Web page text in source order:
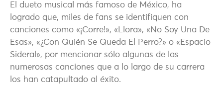
El dueto musical más famoso de México, ha
logrado que, miles de fans se identifiquen con
canciones como «¡Corre!», «Llora», «No Soy Una De
Esas», «¿Con Quién Se Queda El Perro?» o «Espacio
Sideral», por mencionar sólo algunas de las
numerosas canciones que a lo largo de su carrera
los han catapultado al éxito.